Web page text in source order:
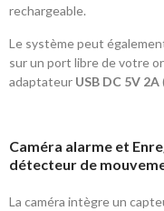
rechargeable.
Le système peut
sur un port libre de votre
adaptateur USB DC 5V 2A
Caméra alarme et
détecteur de
La caméra intègre un